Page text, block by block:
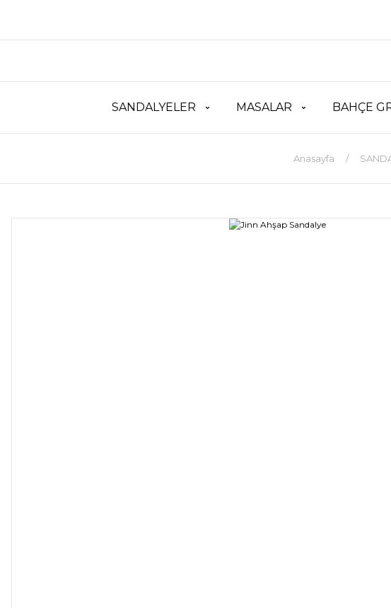
SANDALYELER MASALAR BAHÇE
Anasayfa